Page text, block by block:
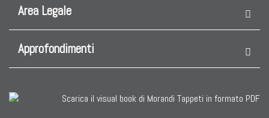
TAPPETI ANTICHI DA COLLEZIONE
Tappeti Anatolici Antichi
Tappeti Cinesi Antichi
Tappeti Turcomanni Antichi
Area Legale
Approfondimenti